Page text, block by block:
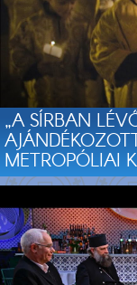
„A SÍRBAN
METROPÓLIAI